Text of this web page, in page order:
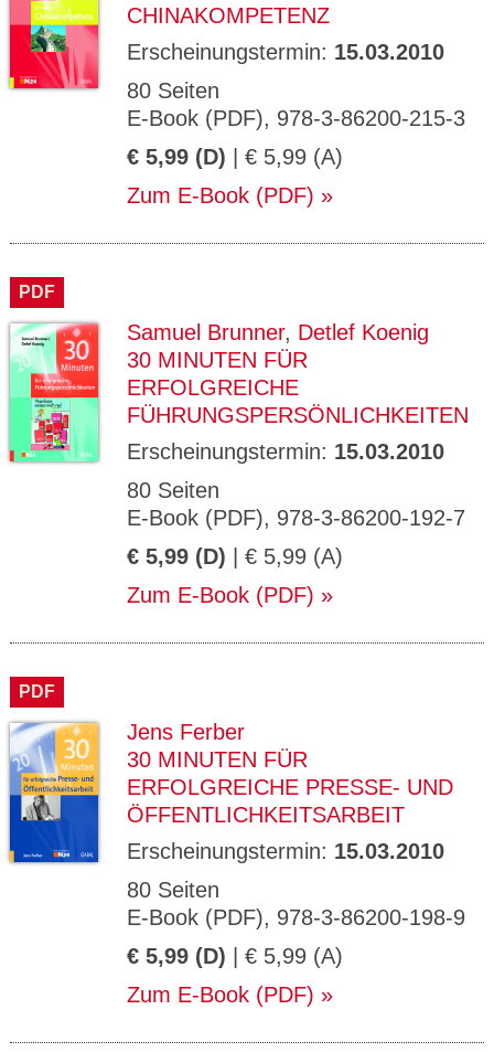
CHINAKOMPETENZ
Erscheinungstermin: 15.03.2010
80 Seiten
E-Book (PDF), 978-3-86200-215-3
€ 5,99 (D) | € 5,99 (A)
Zum E-Book (PDF)
PDF
Samuel Brunner, Detlef Koenig
30 MINUTEN FÜR
ERFOLGREICHE
FÜHRUNGSPERSÖNLICHKEITEN
Erscheinungstermin: 15.03.2010
80 Seiten
E-Book (PDF), 978-3-86200-192-7
€ 5,99 (D) | € 5,99 (A)
Zum E-Book (PDF)
PDF
Jens Ferber
30 MINUTEN FÜR
ERFOLGREICHE PRESSE- UND
ÖFFENTLICHKEITSARBEIT
Erscheinungstermin: 15.03.2010
80 Seiten
E-Book (PDF), 978-3-86200-198-9
€ 5,99 (D) | € 5,99 (A)
Zum E-Book (PDF)